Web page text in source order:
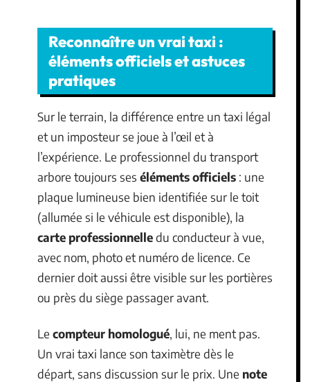
Reconnaître un vrai taxi :
éléments officiels et astuces
pratiques
Sur le terrain, la différence entre un taxi légal
et un imposteur se joue à l’œil et à
l’expérience. Le professionnel du transport
arbore toujours ses éléments officiels : une
plaque lumineuse bien identifiée sur le toit
(allumée si le véhicule est disponible), la
carte professionnelledu conducteur à vue,
avec nom, photo et numéro de licence. Ce
dernier doit aussi être visible sur les portières
ou près du siège passager avant.
Le compteur homologué, lui, ne ment pas.
Un vrai taxi lance son taximètre dès le
départ, sans discussion sur le prix. Une note